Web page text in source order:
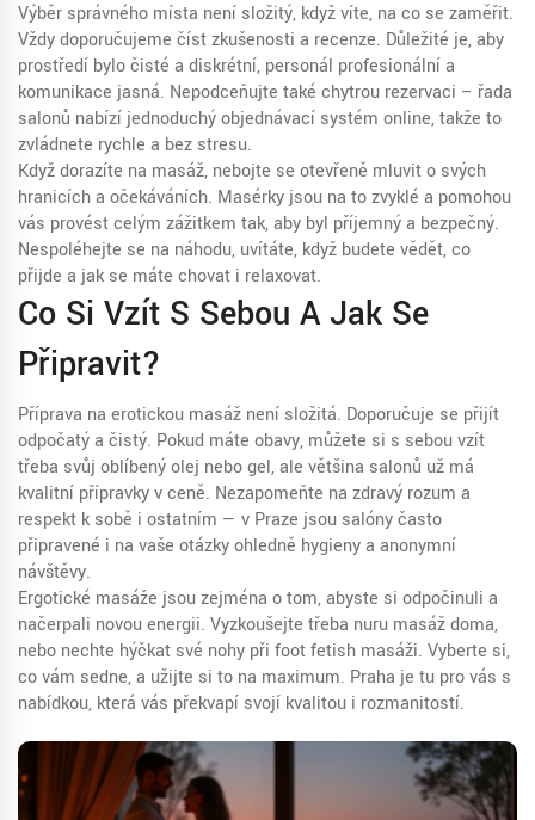
Výběr správného místa není složitý, když víte, na co se zaměřit.
Vždy doporučujeme číst zkušenosti a recenze. Důležité je, aby
prostředí bylo čisté a diskrétní, personál profesionální a
komunikace jasná. Nepodceňujte také chytrou rezervaci – řada
salonů nabízí jednoduchý objednávací systém online, takže to
zvládnete rychle a bez stresu.
Když dorazíte na masáž, nebojte se otevřeně mluvit o svých
hranicích a očekáváních. Masérky jsou na to zvyklé a pomohou
vás provést celým zážitkem tak, aby byl příjemný a bezpečný.
Nespoléhejte se na náhodu, uvítáte, když budete vědět, co
přijde a jak se máte chovat i relaxovat.
Co Si Vzít S Sebou A Jak Se
Připravit?
Příprava na erotickou masáž není složitá. Doporučuje se přijít
odpočatý a čistý. Pokud máte obavy, můžete si s sebou vzít
třeba svůj oblíbený olej nebo gel, ale většina salonů už má
kvalitní přípravky v ceně. Nezapomeňte na zdravý rozum a
respekt k sobě i ostatním — v Praze jsou salóny často
připravené i na vaše otázky ohledně hygieny a anonymní
návštěvy.
Ergotické masáže jsou zejména o tom, abyste si odpočinuli a
načerpali novou energii. Vyzkoušejte třeba nuru masáž doma,
nebo nechte hýčkat své nohy při foot fetish masáži. Vyberte si,
co vám sedne, a užijte si to na maximum. Praha je tu pro vás s
nabídkou, která vás překvapí svojí kvalitou i rozmanitostí.